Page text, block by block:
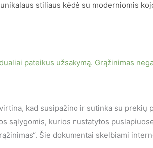
stiliaus kėdė su moderniomis
€.
pateikus užsakymą. Grąžinimas
kad susipažino ir sutinka su prekių
sąlygomis, kurios nustatytos
Šie dokumentai skelbiami